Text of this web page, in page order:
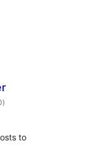
totale
vurderinger
)
to